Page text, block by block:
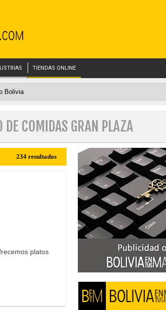
TIENDAS ONLINE
COMIDAS GRAN PLAZA
234 resultados
platos